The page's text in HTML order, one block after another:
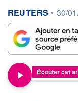
information
REUTERS • 30/
Écouter cet